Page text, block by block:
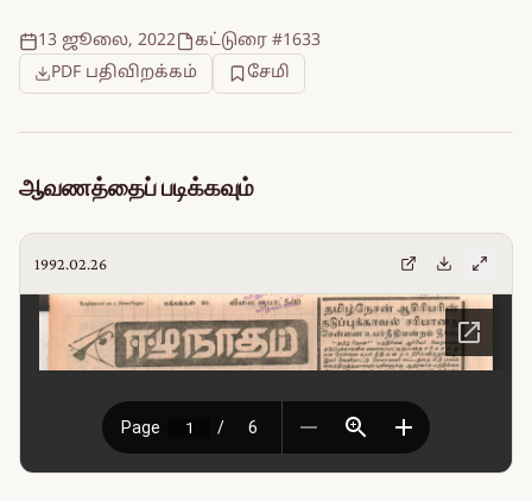
13 ஜூலை, 2022
கட்டுரை #1633
PDF பதிவிறக்கம்
சேமி
ஆவணத்தைப் படிக்கவும்
1992.02.26